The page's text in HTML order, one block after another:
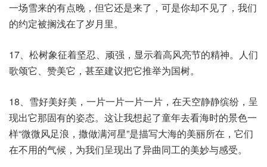
一场雪来的有点晚，但它还是来了，可是你却不见了，我们
的约定被搁浅在了岁月里。
17、松树象征着坚忍、顽强，显示着高风亮节的精神。人们
歌颂它、赞美它，甚至建议把它推举为国树。
18、雪好美好美，一片一片一片一片，在天空静静缤纷，呈
现出它那固有的姿态。这让我想起了童年去看海时的景色一
样“微微风足浪，撒做满河星”是描写大海的美丽所在，它们
在不用的气候，为我们呈现出了异曲同工的美妙与感受。